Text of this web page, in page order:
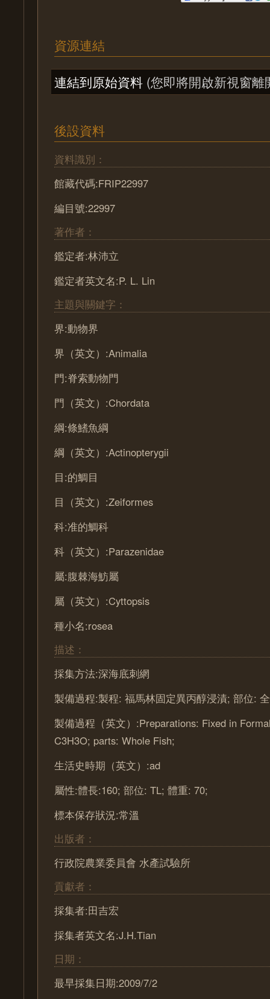
資源連結
連結到原始資料 (您即將開啟新視窗離
後設資料
資料識別：
館藏代碼:FRIP22997
編目號:22997
著作者：
鑑定者:林沛立
鑑定者英文名:P. L. Lin
主題與關鍵字：
界:動物界
界（英文）:Animalia
門:脊索動物門
門（英文）:Chordata
綱:條鰭魚綱
綱（英文）:Actinopterygii
目:的鯛目
目（英文）:Zeiformes
科:准的鯛科
科（英文）:Parazenidae
屬:腹棘海魴屬
屬（英文）:Cyttopsis
種小名:rosea
描述：
採集方法:深海底刺網
製備過程:製程: 福馬林固定異丙醇浸漬; 部位:
製備過程（英文）:Preparations: Fixed in
C3H3O; parts: Whole Fish;
生活史時期（英文）:ad
屬性:體長:160; 部位: TL; 體重: 70;
標本保存狀況:常溫
出版者：
行政院農業委員會 水產試驗所
貢獻者：
採集者:田吉宏
採集者英文名:J.H.Tian
日期：
最早採集日期:2009/7/2